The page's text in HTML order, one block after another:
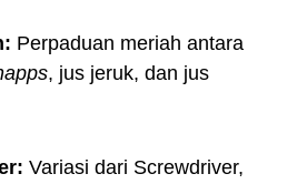
Perpaduan meriah antara
, jus jeruk, dan jus
Variasi dari Screwdriver,